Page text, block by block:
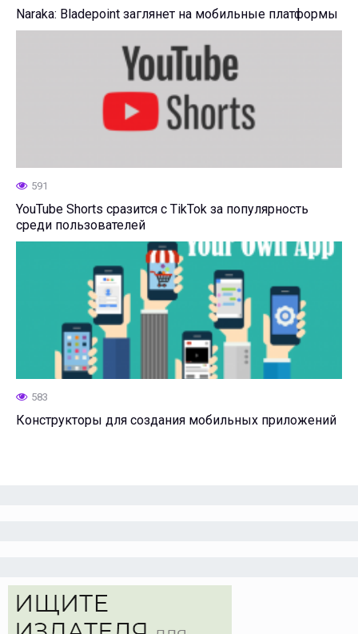
Naraka: Bladepoint заглянет на мобильные платформы
591
YouTube Shorts сразится с TikTok за популярность
среди пользователей
583
Конструкторы для создания мобильных приложений